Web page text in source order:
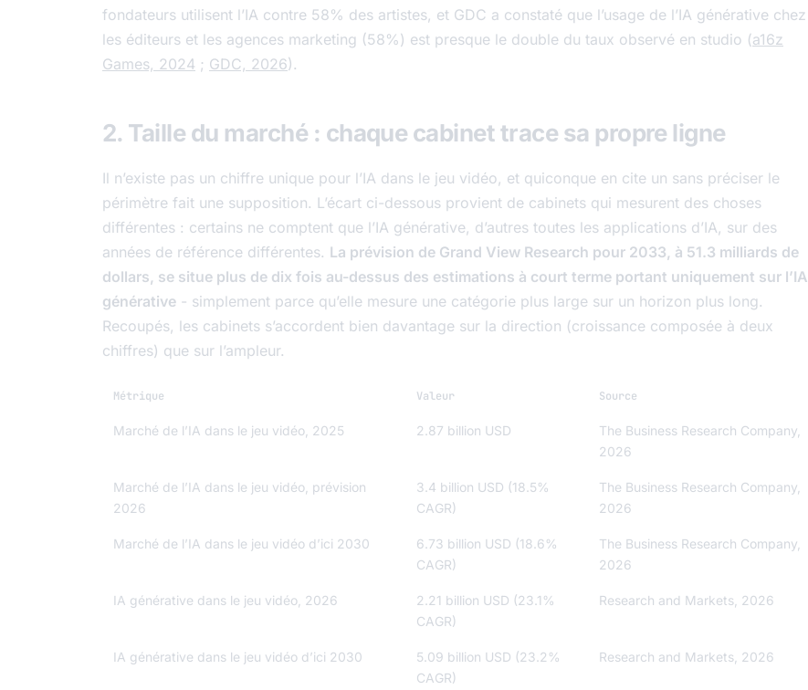
fondateurs utilisent l’IA contre 58% des artistes, et GDC a constaté que l’usage de l’IA générative chez
les éditeurs et les agences marketing (58%) est presque le double du taux observé en studio (a16z
Games, 2024 ; GDC, 2026).
2. Taille du marché : chaque cabinet trace sa propre ligne
Il n’existe pas un chiffre unique pour l’IA dans le jeu vidéo, et quiconque en cite un sans préciser le
périmètre fait une supposition. L’écart ci-dessous provient de cabinets qui mesurent des choses
différentes : certains ne comptent que l’IA générative, d’autres toutes les applications d’IA, sur des
années de référence différentes. La prévision de Grand View Research pour 2033, à 51.3 milliards de
dollars, se situe plus de dix fois au-dessus des estimations à court terme portant uniquement sur l’IA
générative - simplement parce qu’elle mesure une catégorie plus large sur un horizon plus long.
Recoupés, les cabinets s’accordent bien davantage sur la direction (croissance composée à deux
chiffres) que sur l’ampleur.
Métrique Valeur Source
Marché de l’IA dans le jeu vidéo, 2025 2.87 billion USD
The Business Research Company,
2026
Marché de l’IA dans le jeu vidéo, prévision
2026
3.4 billion USD (18.5%
CAGR)
The Business Research Company,
2026
Marché de l’IA dans le jeu vidéo d’ici 2030
6.73 billion USD (18.6%
CAGR)
The Business Research Company,
2026
IA générative dans le jeu vidéo, 2026
2.21 billion USD (23.1%
CAGR)
Research and Markets, 2026
IA générative dans le jeu vidéo d’ici 2030
5.09 billion USD (23.2%
CAGR)
Research and Markets, 2026